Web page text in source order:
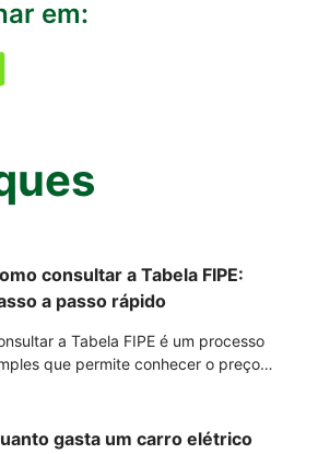
em:
consultar a Tabela FIPE:
a passo rápido
a Tabela FIPE é um processo
que permite conhecer o preço
no site oficial da FIPE e
gasta um carro elétrico